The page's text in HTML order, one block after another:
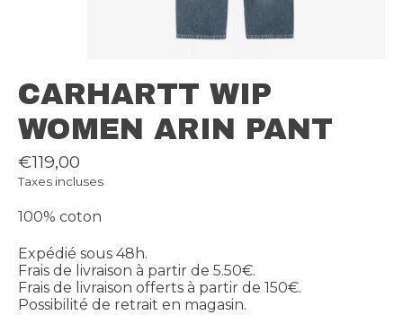
CARHARTT WIP
WOMEN ARIN PANT
€119,00
Taxes incluses
100% coton
Expédié sous 48h.
Frais de livraison à partir de 5.50€.
Frais de livraison offerts à partir de 150€.
Possibilité de retrait en magasin.